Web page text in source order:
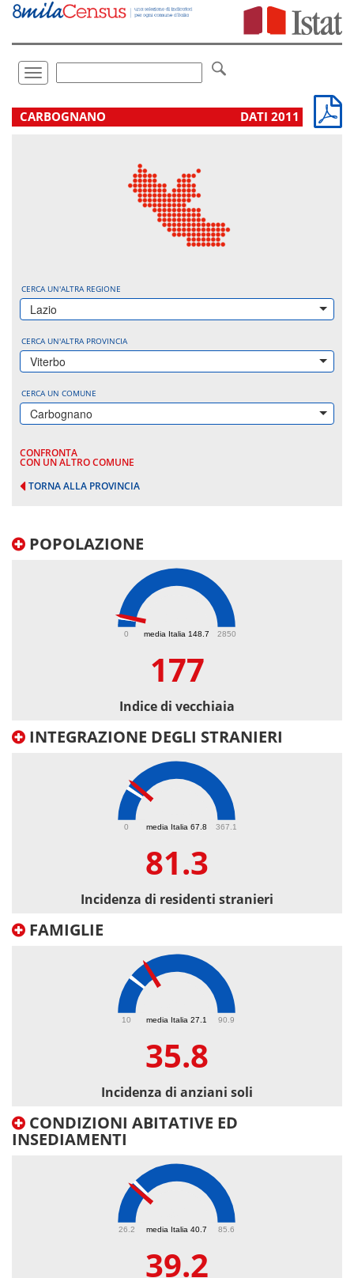
Vai
direttamente
Toggle
navigation
.
CARBOGNANO DATI 2011
CERCA UN'ALTRA REGIONE
Lazio
CERCA UN'ALTRA PROVINCIA
Viterbo
CERCA UN COMUNE
Carbognano
CONFRONTA
CON UN ALTRO COMUNE
TORNA ALLA PROVINCIA
POPOLAZIONE
media Italia 148.7
0 2850
177
Indice di vecchiaia
INTEGRAZIONE DEGLI STRANIERI
media Italia 67.8
0 367.1
81.3
Incidenza di residenti stranieri
FAMIGLIE
media Italia 27.1
10 90.9
35.8
Incidenza di anziani soli
CONDIZIONI ABITATIVE ED
INSEDIAMENTI
media Italia 40.7
26.2 85.6
39.2